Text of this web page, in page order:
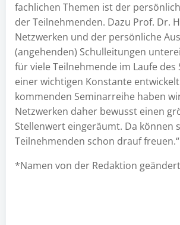
fachlichen Themen ist der
der Teilnehmenden. Dazu Prof. Dr.
Netzwerken und der persönliche
(angehenden) Schulleitungen
für viele Teilnehmende im Laufe des
einer wichtigen Konstante
kommenden Seminarreihe haben
Netzwerken daher bewusst einen
Stellenwert eingeräumt. Da können
Teilnehmenden schon drauf freuen.“
*Namen von der Redaktion geändert